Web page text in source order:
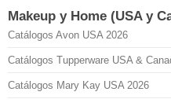
Makeup y Home (USA y
Catálogos Avon USA 2026
Catálogos Tupperware USA &
Catálogos Mary Kay USA 2026